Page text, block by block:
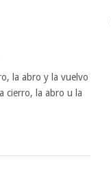
la abro y la vuelvo
cierro, la abro u la